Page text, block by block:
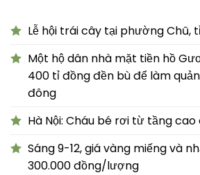
Lễ hội trái cây tại phường Chũ,
Một hộ dân nhà mặt tiền hồ
400 tỉ đồng đền bù để làm
đông
Hà Nội: Cháu bé rơi từ tầng
Sáng 9-12, giá vàng miếng và
300.000 đồng/lượng